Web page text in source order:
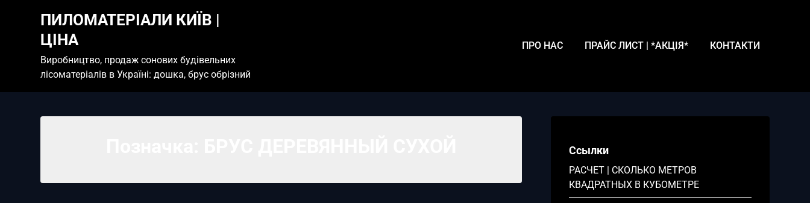
ПИЛОМАТЕРІАЛИ КИЇВ |
ЦІНА
Виробництво, продаж сонових будівельних
лісоматеріалів в Україні: дошка, брус обрізний
ПРО НАС ПРАЙС ЛИСТ | *АКЦІЯ* КОНТАКТИ
Ссылки
РАСЧЕТ | СКОЛЬКО МЕТРОВ
КВАДРАТНЫХ В КУБОМЕТРЕ